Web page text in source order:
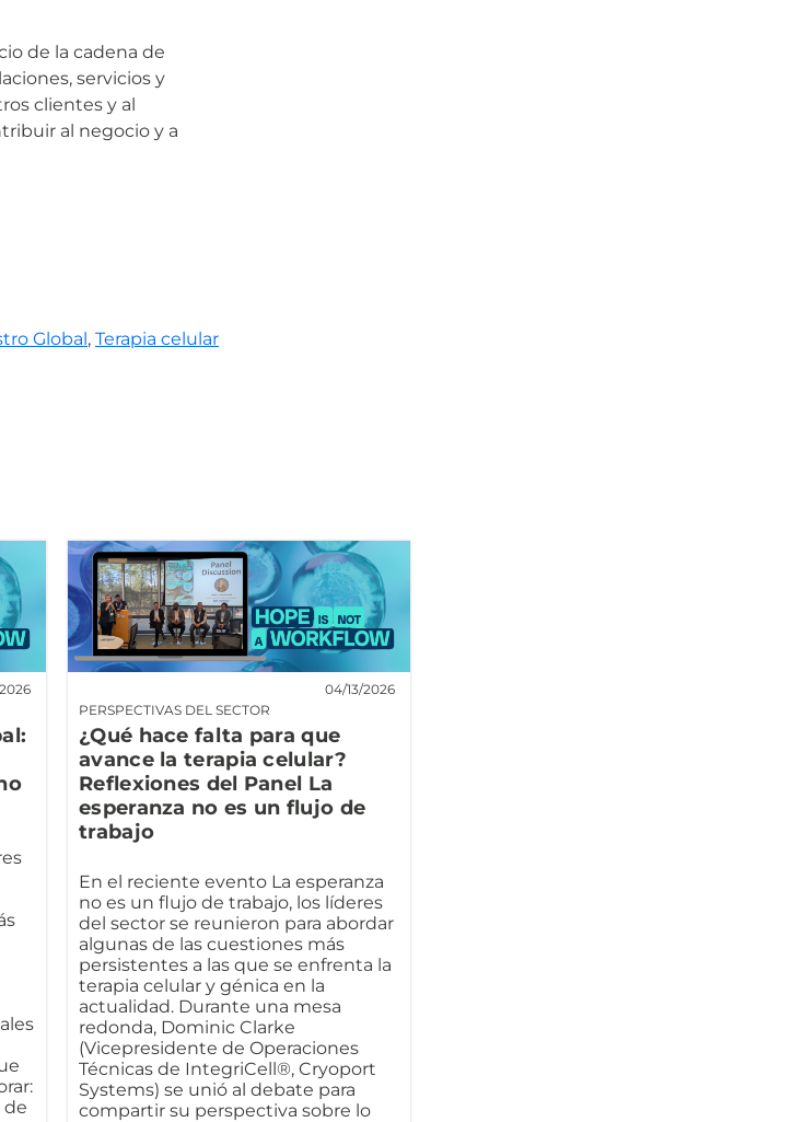
de la cadena de
servicios y
clientes y al
al negocio y a
Global, Terapia celular
de
PERSPECTIVAS DEL SECTOR
04/13/2026
¿Qué hace falta para que
avance la terapia celular?
Reflexiones del Panel La
esperanza no es un flujo de
trabajo
En el reciente evento La esperanza
no es un flujo de trabajo, los líderes
del sector se reunieron para abordar
algunas de las cuestiones más
persistentes a las que se enfrenta la
terapia celular y génica en la
actualidad. Durante una mesa
redonda, Dominic Clarke
(Vicepresidente de Operaciones
Técnicas de IntegriCell®, Cryoport
Systems) se unió al debate para
compartir su perspectiva sobre lo